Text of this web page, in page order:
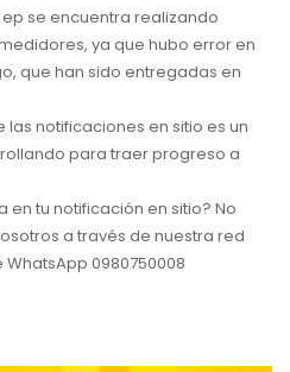
se encuentra realizando
ya que hubo error en
que han sido entregadas en
notificaciones en sitio es un
para traer progreso a
en tu notificación en sitio? No
a través de nuestra red
0980750008